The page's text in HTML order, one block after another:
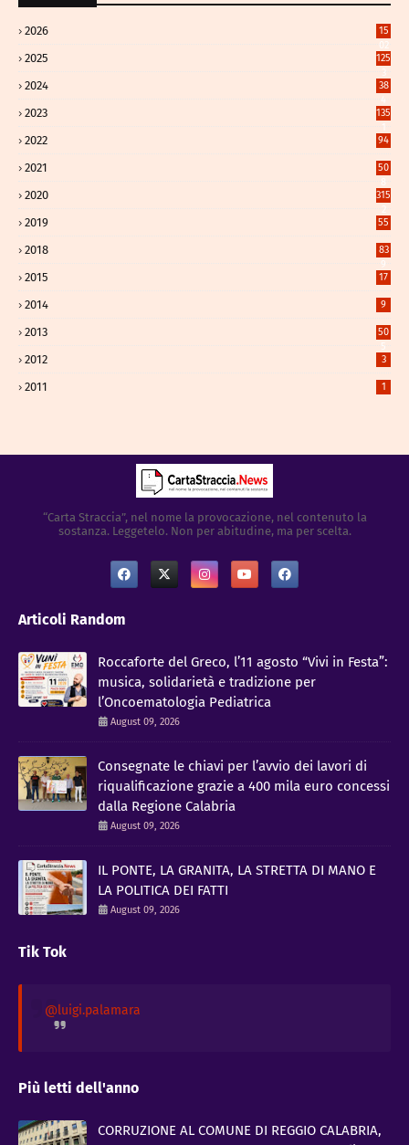
2026
15
02
2025
125
3
2024
38
4
2023
135
1
2022 94
2021
50
8
2020
315
2
2019 55
2018
83
9
2015 17
2014 9
2013
50
5
2012 3
2011 1
“Carta Straccia”, nel nome la provocazione, nel contenuto la
sostanza. Leggetelo. Non per abitudine, ma per scelta.
Articoli Random
Roccaforte del Greco, l’11 agosto “Vivi in Festa”:
musica, solidarietà e tradizione per
l’Oncoematologia Pediatrica
August 09, 2026
Consegnate le chiavi per l’avvio dei lavori di
riqualificazione grazie a 400 mila euro concessi
dalla Regione Calabria
August 09, 2026
IL PONTE, LA GRANITA, LA STRETTA DI MANO E
LA POLITICA DEI FATTI
August 09, 2026
Tik Tok
@luigi.palamara
Più letti dell'anno
CORRUZIONE AL COMUNE DI REGGIO CALABRIA,